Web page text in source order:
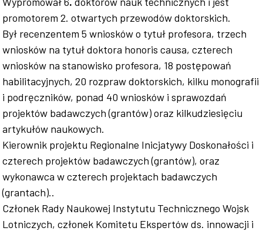
promotorem 2. otwartych przewodów doktorskich.
Był recenzentem 5 wniosków o tytuł profesora, trzech
wniosków na tytuł doktora honoris causa, czterech
wniosków na stanowisko profesora, 18 postępowań
habilitacyjnych, 20 rozpraw doktorskich, kilku monografii
i podręczników, ponad 40 wniosków i sprawozdań
projektów badawczych (grantów) oraz kilkudziesięciu
artykułów naukowych.
Kierownik projektu Regionalne Inicjatywy Doskonałości i
czterech projektów badawczych (grantów), oraz
wykonawca w czterech projektach badawczych
(grantach)..
Członek Rady Naukowej Instytutu Technicznego Wojsk
Lotniczych, członek Komitetu Ekspertów ds. innowacji i